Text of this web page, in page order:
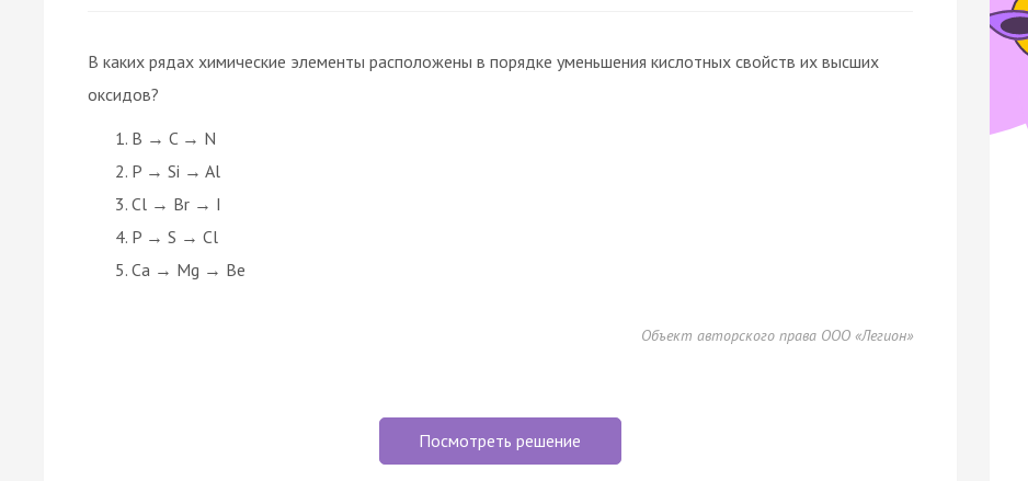
В каких рядах химические элементы расположены в порядке уменьшения кислотных свойств их высших
оксидов?
В → C → N
P → Si → Al
Cl → Br → I
P → S → Cl
Ca → Mg → Be
Объект авторского права ООО «Легион»
Посмотреть решение